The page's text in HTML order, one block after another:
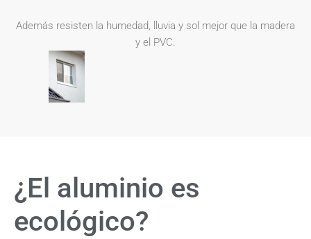
Además resisten la humedad, lluvia y sol mejor que la madera
y el PVC.
¿El aluminio es
ecológico?